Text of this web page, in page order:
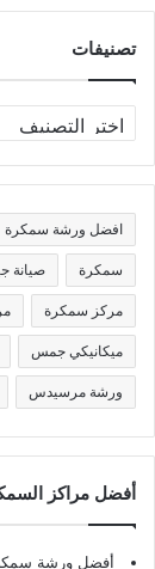
تصنيفات
ص
ن
ف
ا
افضل ورشة سمكرة
سمكرة صيانة
مركز سمكرة
ميكانيكي جمس
ورشة مرسيدس
أفضل مراكز
أفضل ورشة